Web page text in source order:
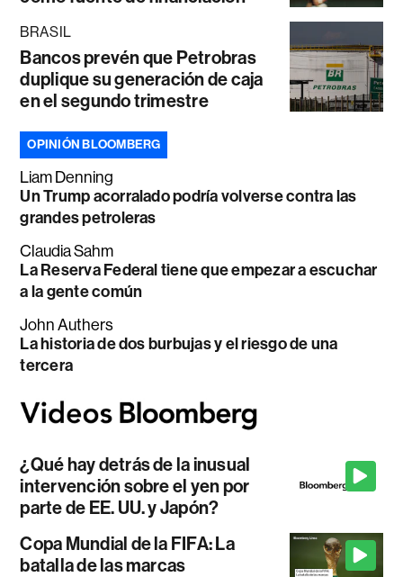
BRASIL
Bancos prevén que Petrobras
duplique su generación de caja
en el segundo trimestre
OPINIÓN BLOOMBERG
Liam Denning
Un Trump acorralado podría volverse contra las
grandes petroleras
Claudia Sahm
La Reserva Federal tiene que empezar a escuchar
a la gente común
John Authers
La historia de dos burbujas y el riesgo de una
tercera
¿Qué hay detrás de la inusual
intervención sobre el yen por
parte de EE. UU. y Japón?
Copa Mundial de la FIFA: La
batalla de las marcas